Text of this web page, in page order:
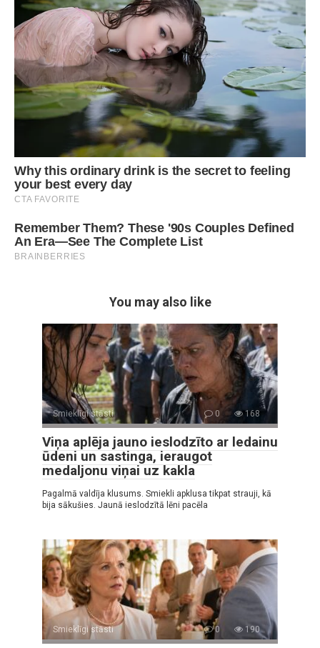
You may also like
Smieklīgi stāsti 0 168
Viņa aplēja jauno ieslodzīto ar ledainu
ūdeni un sastinga, ieraugot
medaljonu viņai uz kakla
Pagalmā valdīja klusums. Smiekli apklusa tikpat strauji, kā
bija sākušies. Jaunā ieslodzītā lēni pacēla
Smieklīgi stāsti 0 190